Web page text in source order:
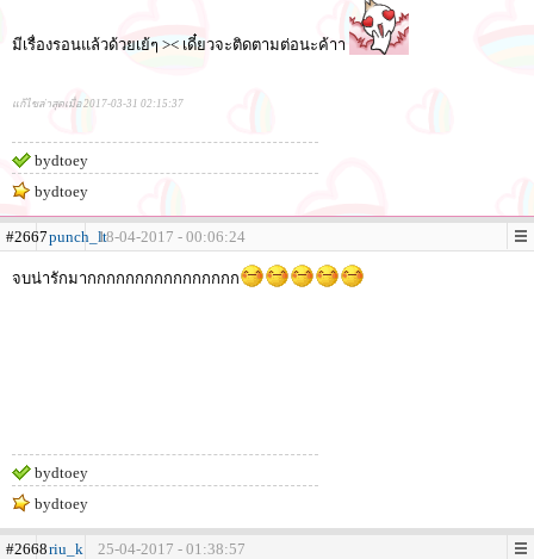
มีเรื่องรอนแล้วด้วยเย้ๆ >< เดี๋ยวจะติดตามต่อนะค้าา
แก้ไขล่าสุดเมื่อ 2017-03-31 02:15:37
bydtoey
bydtoey
#2667punch_lt18-04-2017 - 00:06:24
จบน่ารักมากกกกกกกกกกกกกกกก
bydtoey
bydtoey
#2668riu_k
25-04-2017 - 01:38:57